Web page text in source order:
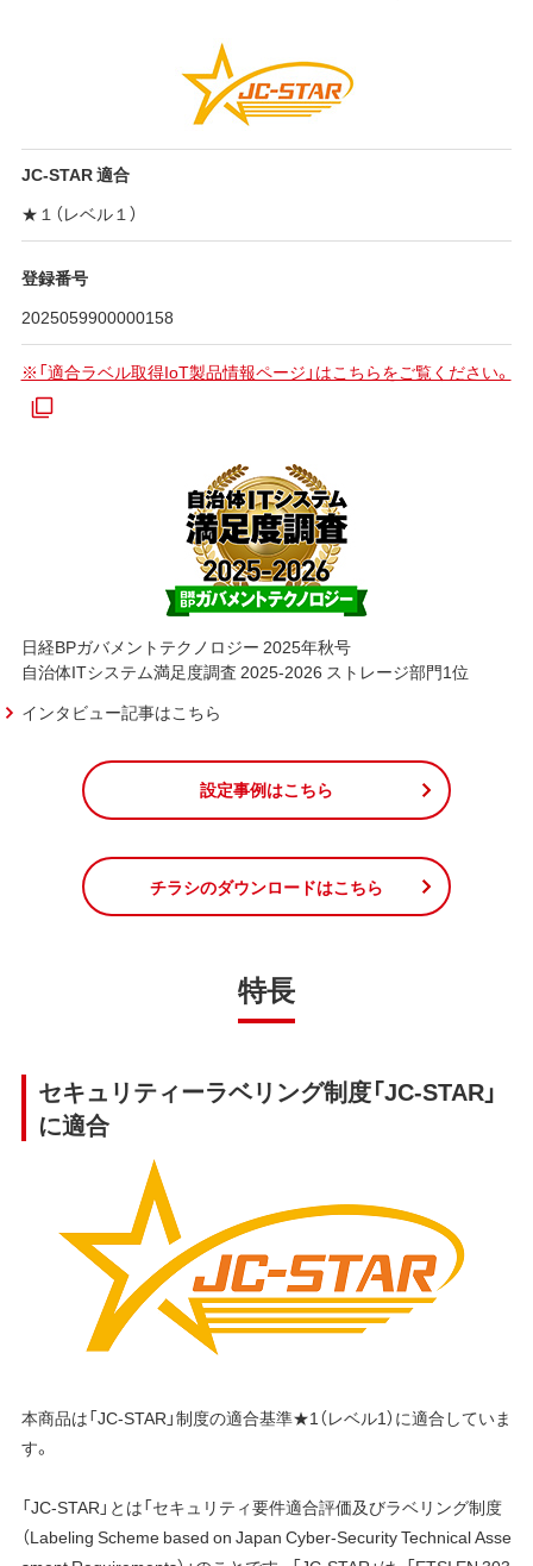
JC-STAR 適合
★１（レベル１）
登録番号
2025059900000158
※「適合ラベル取得IoT製品情報ページ」はこちらをご覧ください。
日経BPガバメントテクノロジー 2025年秋号
自治体ITシステム満足度調査 2025-2026 ストレージ部門1位
インタビュー記事はこちら
設定事例はこちら
チラシのダウンロードはこちら
特長
セキュリティーラベリング制度「JC-STAR」
に適合
本商品は「JC-STAR」制度の適合基準★1（レベル1）に適合していま
す。
「JC-STAR」とは「セキュリティ要件適合評価及びラベリング制度
（Labeling Scheme based on Japan Cyber-Security Technical Asse